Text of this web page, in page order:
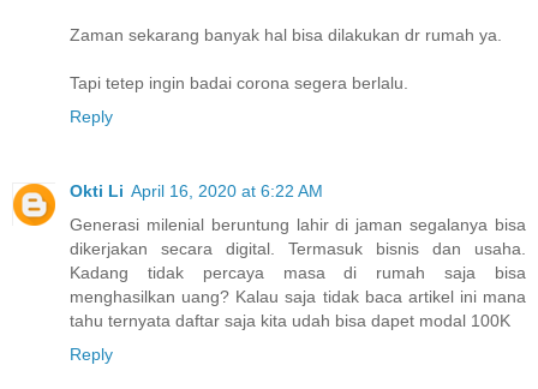
Zaman sekarang banyak hal bisa dilakukan dr rumah ya.
Tapi tetep ingin badai corona segera berlalu.
Reply
Okti Li April 16, 2020 at 6:22 AM
Generasi milenial beruntung lahir di jaman segalanya bisa
dikerjakan secara digital. Termasuk bisnis dan usaha.
Kadang tidak percaya masa di rumah saja bisa
menghasilkan uang? Kalau saja tidak baca artikel ini mana
tahu ternyata daftar saja kita udah bisa dapet modal 100K
Reply